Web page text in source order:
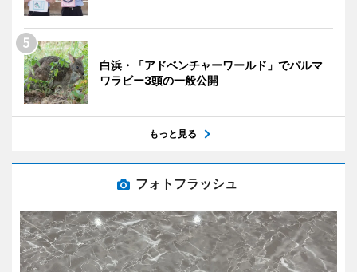
白浜・「アドベンチャーワールド」でパルマ
ワラビー3頭の一般公開
もっと見る
フォトフラッシュ